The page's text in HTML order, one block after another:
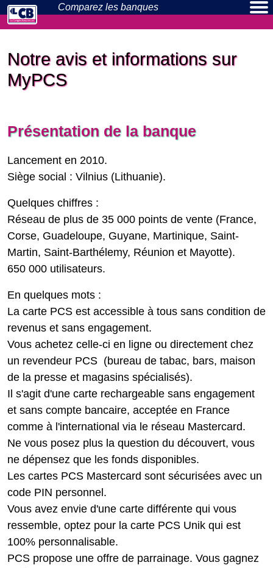
Comparez les banques
Notre avis et informations sur
MyPCS
Présentation de la banque
Lancement en 2010.
Siège social : Vilnius (Lithuanie).
Quelques chiffres :
Réseau de plus de 35 000 points de vente (France,
Corse, Guadeloupe, Guyane, Martinique, Saint-
Martin, Saint-Barthélemy, Réunion et Mayotte).
650 000 utilisateurs.
En quelques mots :
La carte PCS est accessible à tous sans condition de
revenus et sans engagement.
Vous achetez celle-ci en ligne ou directement chez
un revendeur PCS (bureau de tabac, bars, maison
de la presse et magasins spécialisés).
Il s'agit d'une carte rechargeable sans engagement
et sans compte bancaire, acceptée en France
comme à l'international via le réseau Mastercard.
Ne vous posez plus la question du découvert, vous
ne dépensez que les fonds disponibles.
Les cartes PCS Mastercard sont sécurisées avec un
code PIN personnel.
Vous avez envie d'une carte différente qui vous
ressemble, optez pour la carte PCS Unik qui est
100% personnalisable.
PCS propose une offre de parrainage. Vous gagnez